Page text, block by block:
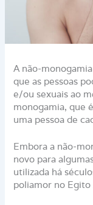
A não-
que as pessoas
e/ou sexuais ao
monogamia, que
uma pessoa de
Embora a não-
novo para
utilizada há
poliamor no Egito